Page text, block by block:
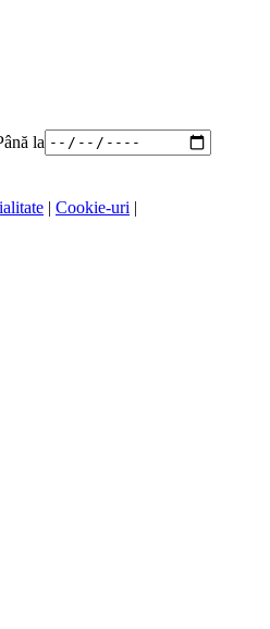
la
| Cookie-uri |